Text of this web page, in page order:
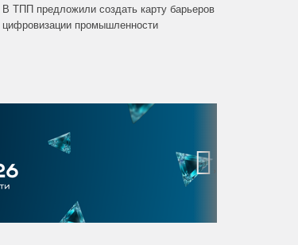
В ТПП предложили создать карту барьеров
цифровизации промышленности